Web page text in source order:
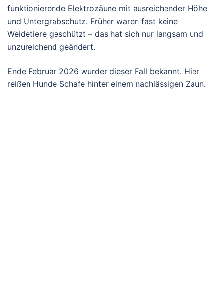
funktionierende Elektrozäune mit ausreichender Höhe
und Untergrabschutz. Früher waren fast keine
Weidetiere geschützt – das hat sich nur langsam und
unzureichend geändert.
Ende Februar 2026 wurder dieser Fall bekannt. Hier
reißen Hunde Schafe hinter einem nachlässigen Zaun.